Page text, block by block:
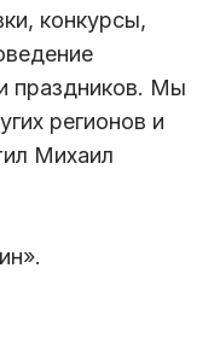
конкурсы,
праздников. Мы
регионов и
Михаил